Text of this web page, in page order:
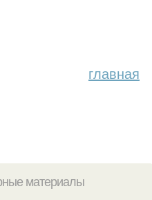
главная
материалы